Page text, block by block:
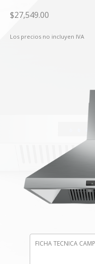
$27,549.00
Los precios no incluyen IVA
FICHA TECNICA